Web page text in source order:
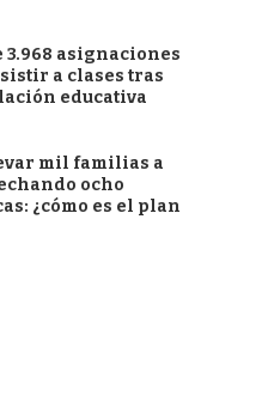
asignaciones
a clases tras
educativa
mil familias a
ocho
¿cómo es el plan